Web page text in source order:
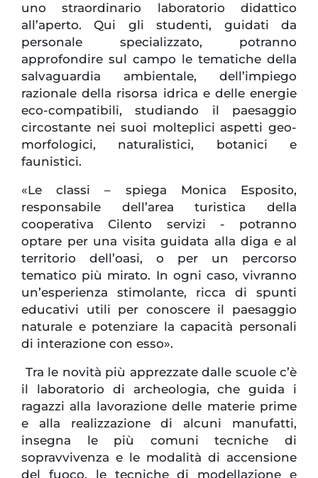
uno straordinario laboratorio didattico
all’aperto. Qui gli studenti, guidati da
personale specializzato, potranno
approfondire sul campo le tematiche della
salvaguardia ambientale, dell’impiego
razionale della risorsa idrica e delle energie
eco-compatibili, studiando il paesaggio
circostante nei suoi molteplici aspetti geo-
morfologici, naturalistici, botanici e
faunistici.
«Le classi – spiega Monica Esposito,
responsabile dell’area turistica della
cooperativa Cilento servizi - potranno
optare per una visita guidata alla diga e al
territorio dell’oasi, o per un percorso
tematico più mirato. In ogni caso, vivranno
un’esperienza stimolante, ricca di spunti
educativi utili per conoscere il paesaggio
naturale e potenziare la capacità personali
di interazione con esso».
Tra le novità più apprezzate dalle scuole c’è
il laboratorio di archeologia, che guida i
ragazzi alla lavorazione delle materie prime
e alla realizzazione di alcuni manufatti,
insegna le più comuni tecniche di
sopravvivenza e le modalità di accensione
del fuoco, le tecniche di modellazione e